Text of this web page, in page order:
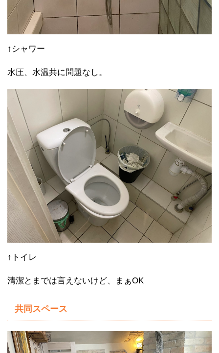
↑シャワー
水圧、水温共に問題なし。
↑トイレ
清潔とまでは言えないけど、まぁOK
共同スペース